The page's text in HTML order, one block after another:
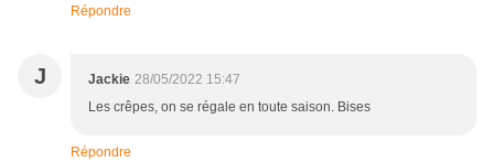
Répondre
J Jackie 28/05/2022 15:47
Les crêpes, on se régale en toute saison. Bises
Répondre